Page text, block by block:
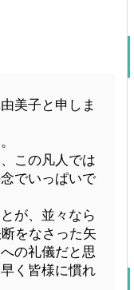
美子と申しま
この凡人では
でいっぱいで
が、並々なら
をなさった矢
の礼儀だと思
く皆様に慣れ